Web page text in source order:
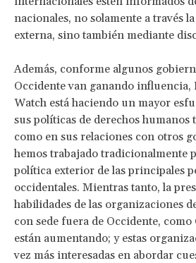
nacionales, no solamente a través
externa, sino también mediante
Además, conforme algunos
Occidente van ganando influencia,
Watch está haciendo un mayor
sus políticas de derechos
como en sus relaciones con otros
hemos trabajado tradicionalmente
política exterior de las principales
occidentales. Mientras tanto, la
habilidades de las organizaciones
con sede fuera de Occidente, como
están aumentando; y estas
vez más interesadas en abordar